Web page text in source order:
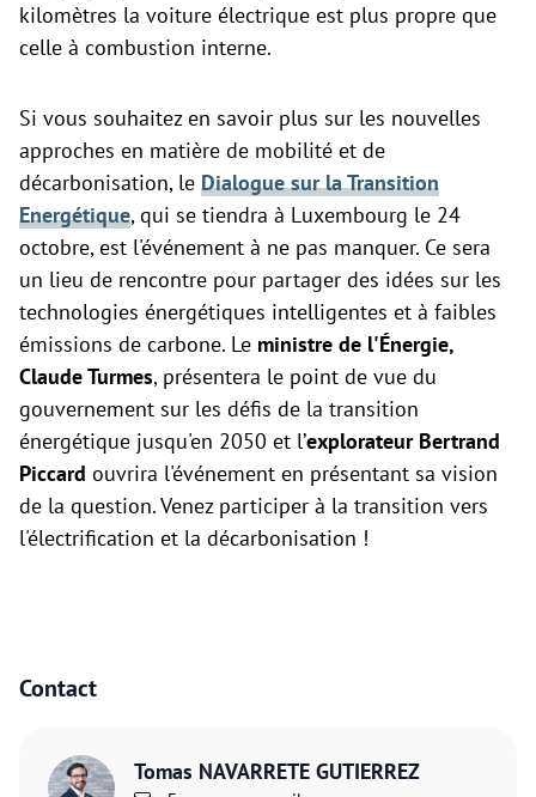
Contact
Tomas NAVARRETE GUTIERREZ
kilomètres la voiture électrique est plus propre que
celle à combustion interne.
Si vous souhaitez en savoir plus sur les nouvelles
approches en matière de mobilité et de
décarbonisation, le Dialogue sur la Transition
Energétique, qui se tiendra à Luxembourg le 24
octobre, est l'événement à ne pas manquer. Ce sera
un lieu de rencontre pour partager des idées sur les
technologies énergétiques intelligentes et à faibles
émissions de carbone. Le ministre de l'Énergie,
Claude Turmes, présentera le point de vue du
gouvernement sur les défis de la transition
énergétique jusqu'en 2050 et l’explorateur Bertrand
Piccard ouvrira l'événement en présentant sa vision
de la question. Venez participer à la transition vers
l'électrification et la décarbonisation !